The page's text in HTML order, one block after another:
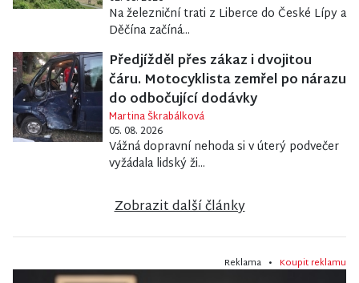
Na železniční trati z Liberce do České Lípy a
Děčína začíná...
Předjížděl přes zákaz i dvojitou
čáru. Motocyklista zemřel po nárazu
do odbočující dodávky
Martina Škrabálková
05. 08. 2026
Vážná dopravní nehoda si v úterý podvečer
vyžádala lidský ži...
Zobrazit další články
Reklama • Koupit reklamu